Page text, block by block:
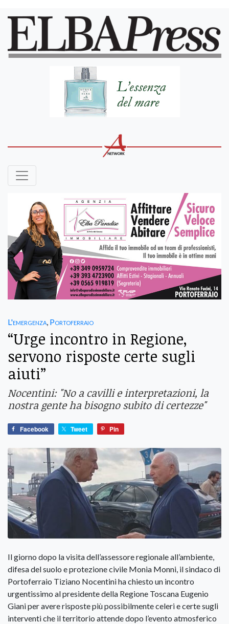
L'emergenza, Portoferraio
“Urge incontro in Regione,
servono risposte certe sugli
aiuti”
Nocentini: "No a cavilli e interpretazioni, la
nostra gente ha bisogno subito di certezze"
Facebook Tweet Pin
Il giorno dopo la visita dell’assessore regionale all’ambiente,
difesa del suolo e protezione civile Monia Monni, il sindaco di
Portoferraio Tiziano Nocentini ha chiesto un incontro
urgentissimo al presidente della Regione Toscana Eugenio
Giani per avere risposte più possibilmente celeri e certe sugli
interventi che il territorio attende dopo l’evento atmosferico